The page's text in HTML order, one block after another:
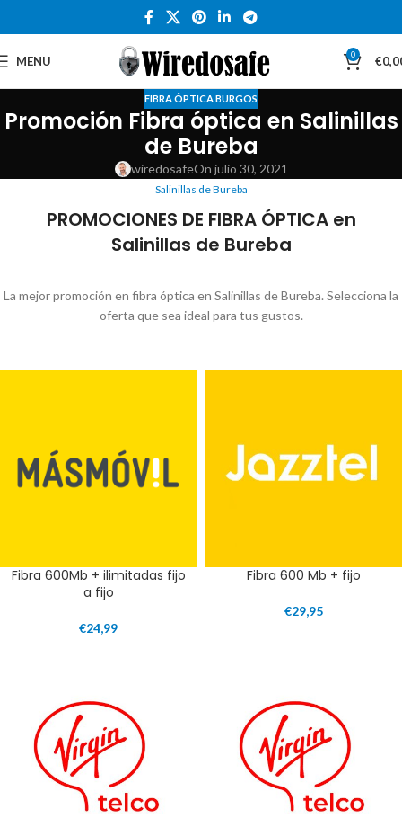
MENU 0 €
FIBRA ÓPTICA BURGOS
Promoción Fibra óptica en Salinillas
de Bureba
wiredosafeOn julio 30, 2021
Salinillas de Bureba
PROMOCIONES DE FIBRA ÓPTICA en
Salinillas de Bureba
La mejor promoción en fibra óptica en Salinillas de Bureba. Selecciona la
oferta que sea ideal para tus gustos.
Fibra 600Mb + ilimitadas fijo
a fijo
€24,99
Fibra 600 Mb + fijo
€29,95